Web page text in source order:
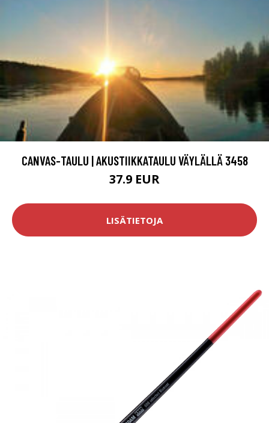
CANVAS-TAULU | AKUSTIIKKATAULU VÄYLÄLLÄ 3458
37.9 EUR
LISÄTIETOJA